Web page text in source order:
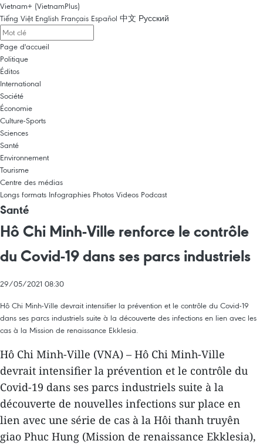
Vietnam+ (VietnamPlus)
Tiếng Việt English Français Español 中文 Русский
Page d'accueil
Politique
Éditos
International
Société
Économie
Culture-Sports
Sciences
Santé
Environnement
Tourisme
Centre des médias
Longs formats Infographies Photos Videos Podcast
Santé
Hô Chi Minh-Ville renforce le contrôle
du Covid-19 dans ses parcs industriels
29/05/2021 08:30
Hô Chi Minh-Ville devrait intensifier la prévention et le contrôle du Covid-19
dans ses parcs industriels suite à la découverte des infections en lien avec les
cas à la Mission de renaissance Ekklesia.
Hô Chi Minh-Ville (VNA) – Hô Chi Minh-Ville
devrait intensifier la prévention et le contrôle du
Covid-19 dans ses parcs industriels suite à la
découverte de nouvelles infections sur place en
lien avec une série de cas à la Hôi thanh truyên
giao Phuc Hung (Mission de renaissance Ekklesia),